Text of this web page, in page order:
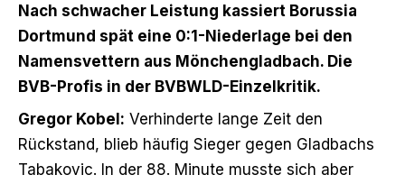
Nach schwacher Leistung kassiert Borussia
Dortmund spät eine 0:1-Niederlage bei den
Namensvettern aus Mönchengladbach. Die
BVB-Profis in der BVBWLD-Einzelkritik.
Gregor Kobel: Verhinderte lange Zeit den
Rückstand, blieb häufig Sieger gegen Gladbachs
Tabakovic. In der 88. Minute musste sich aber